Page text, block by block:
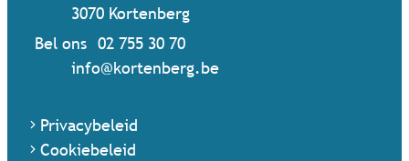
,
3070 Kortenberg
Bel ons 02 755 30 70
Mail ons
info@kortenberg.be
Privacybeleid
Cookiebeleid